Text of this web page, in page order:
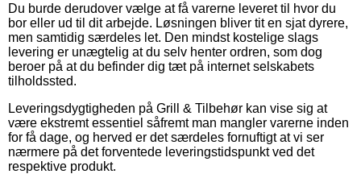
Du burde derudover vælge at få varerne leveret til hvor du
bor eller ud til dit arbejde. Løsningen bliver tit en sjat dyrere,
men samtidig særdeles let. Den mindst kostelige slags
levering er unægtelig at du selv henter ordren, som dog
beroer på at du befinder dig tæt på internet selskabets
tilholdssted.
Leveringsdygtigheden på Grill & Tilbehør kan vise sig at
være ekstremt essentiel såfremt man mangler varerne inden
for få dage, og herved er det særdeles fornuftigt at vi ser
nærmere på det forventede leveringstidspunkt ved det
respektive produkt.